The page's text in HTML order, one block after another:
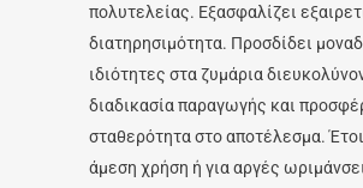
πολυτελείας. Εξασφαλίζει
διατηρησιμότητα. Προσδίδει
ιδιότητες στα ζυμάρια
διαδικασία παραγωγής και
σταθερότητα στο αποτέλεσμα.
άμεση χρήση ή για αργές